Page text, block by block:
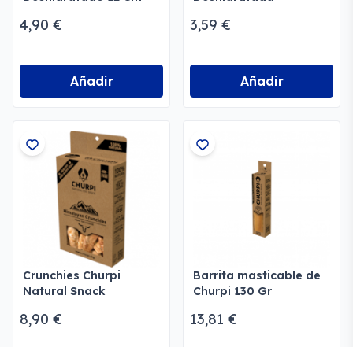
4,90 €
Añadir
3,59 €
Añadir
Crunchies Churpi
Natural Snack
8,90 €
Barrita masticable de
Churpi 130 Gr
13,81 €